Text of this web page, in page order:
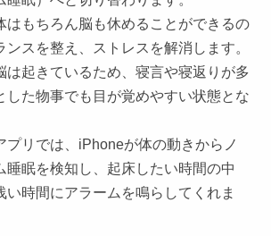
はもちろん脳も休めることができるの
ンスを整え、ストレスを解消します。
は起きているため、寝言や寝返りが多
した物事でも目が覚めやすい状態とな
プリでは、iPhoneが体の動きからノ
睡眠を検知し、起床したい時間の中
い時間にアラームを鳴らしてくれま